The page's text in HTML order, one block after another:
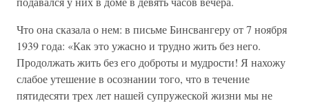
Что она сказала о нем: в письме Бинсвангеру от 7 ноября
1939 года: «Как это ужасно и трудно жить без него.
Продолжать жить без его доброты и мудрости! Я нахожу
слабое утешение в осознании того, что в течение
пятидесяти трех лет нашей супружеской жизни мы не